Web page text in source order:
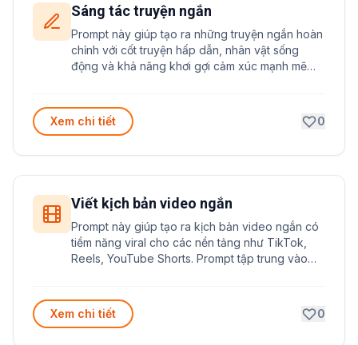
Sáng tác truyện ngắn
Prompt này giúp tạo ra những truyện ngắn hoàn
chỉnh với cốt truyện hấp dẫn, nhân vật sống
động và khả năng khơi gợi cảm xúc mạnh mẽ
Xem chi tiết
0
Viết kịch bản video ngắn
Prompt này giúp tạo ra kịch bản video ngắn có
tiềm năng viral cho các nền tảng như TikTok,
Reels, YouTube Shorts. Prompt tập trung vào
Xem chi tiết
0